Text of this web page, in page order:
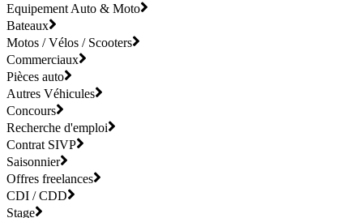
Equipement Auto & Moto
Bateaux
Motos / Vélos / Scooters
Commerciaux
Pièces auto
Autres Véhicules
Concours
Recherche d'emploi
Contrat SIVP
Saisonnier
Offres freelances
CDI / CDD
Stage